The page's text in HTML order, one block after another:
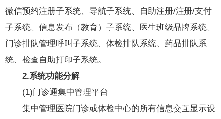
微信预约注册子系统、导航子系统、自助注册/注册/支付
子系统、信息发布（教育）子系统、医生班级品牌系统、
门诊排队管理呼叫子系统、体检排队系统、药品排队系
统、检查自助打印子系统。
2.系统功能分解
(1)门诊通集中管理平台
集中管理医院门诊或体检中心的所有信息交互显示设